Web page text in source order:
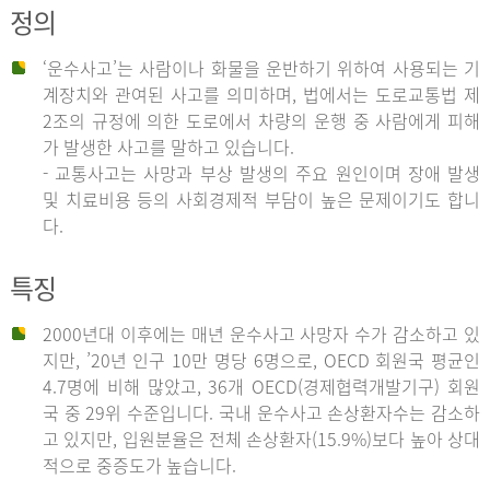
정의
‘운수사고’는 사람이나 화물을 운반하기 위하여 사용되는 기
계장치와 관여된 사고를 의미하며, 법에서는 도로교통법 제
2조의 규정에 의한 도로에서 차량의 운행 중 사람에게 피해
가 발생한 사고를 말하고 있습니다.
- 교통사고는 사망과 부상 발생의 주요 원인이며 장애 발생
및 치료비용 등의 사회경제적 부담이 높은 문제이기도 합니
다.
특징
2000년대 이후에는 매년 운수사고 사망자 수가 감소하고 있
지만, ’20년 인구 10만 명당 6명으로, OECD 회원국 평균인
4.7명에 비해 많았고, 36개 OECD(경제협력개발기구) 회원
국 중 29위 수준입니다. 국내 운수사고 손상환자수는 감소하
고 있지만, 입원분율은 전체 손상환자(15.9%)보다 높아 상대
적으로 중증도가 높습니다.